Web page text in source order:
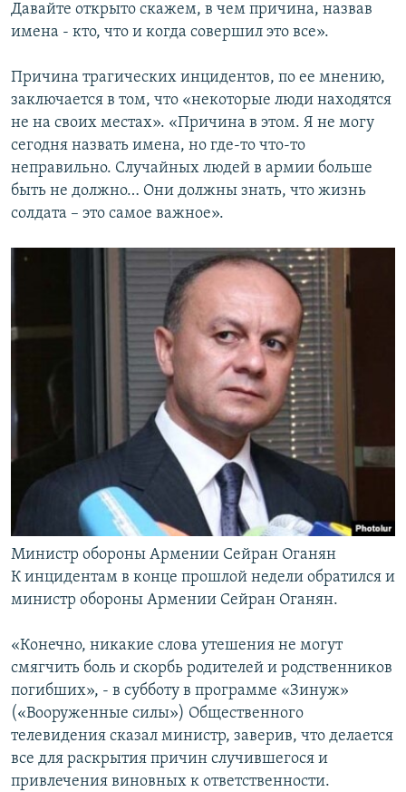
Давайте открыто скажем, в чем причина, назвав
имена - кто, что и когда совершил это все».
Причина трагических инцидентов, по ее мнению,
заключается в том, что «некоторые люди находятся
не на своих местах». «Причина в этом. Я не могу
сегодня назвать имена, но где-то что-то
неправильно. Случайных людей в армии больше
быть не должно… Они должны знать, что жизнь
солдата – это самое важное».
Министр обороны Армении Сейран Оганян
К инцидентам в конце прошлой недели обратился и
министр обороны Армении Сейран Оганян.
«Конечно, никакие слова утешения не могут
смягчить боль и скорбь родителей и родственников
погибших», - в субботу в программе «Зинуж»
(«Вооруженные силы») Общественного
телевидения сказал министр, заверив, что делается
все для раскрытия причин случившегося и
привлечения виновных к ответственности.